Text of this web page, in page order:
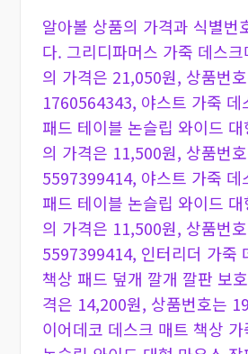
알아볼 상품의 가격과 식별번
다. 그리디파머스 가죽 데스
의 가격은 21,050원, 상품번
1760564343, 야스트 가죽 데
패드 테이블 논슬립 와이드
의 가격은 11,500원, 상품번
5597399414, 야스트 가죽 데
패드 테이블 논슬립 와이드
의 가격은 11,500원, 상품번
5597399414, 인터리더 가죽
책상 패드 덮개 깔개 깔판 보
격은 14,200원, 상품번호는
이어데코 데스크 매트 책상